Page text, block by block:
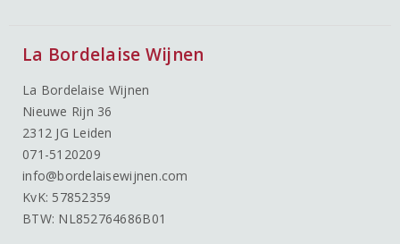
La Bordelaise Wijnen
La Bordelaise Wijnen
Nieuwe Rijn 36
2312 JG Leiden
071-5120209
info@bordelaisewijnen.com
KvK: 57852359
BTW: NL852764686B01